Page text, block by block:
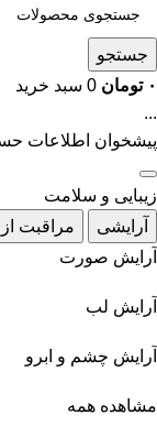
جستجو
۰ تومان 0 سبد خرید
...
پیشخوان اطلاعات
زیبایی و سلامت
آرایشی
مراقبت
آرایش صورت
آرایش لب
آرایش چشم و ابرو
مشاهده همه